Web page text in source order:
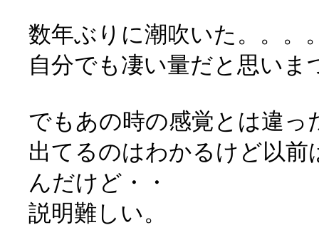
数年ぶりに潮吹いた。。。
自分でも凄い量だと思いま
でもあの時の感覚とは違っ
出てるのはわかるけど以
んだけど・・
説明難しい。